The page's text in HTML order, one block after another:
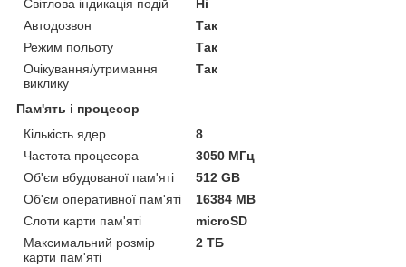
Світлова індикація подій
Ні
Автодозвон
Так
Режим польоту
Так
Очікування/утримання
виклику
Так
Пам'ять і процесор
Кількість ядер
8
Частота процесора
3050 МГц
Об'єм вбудованої пам'яті
512 GB
Об'єм оперативної пам'яті
16384 MB
Слоти карти пам'яті
microSD
Максимальний розмір
карти пам'яті
2 ТБ